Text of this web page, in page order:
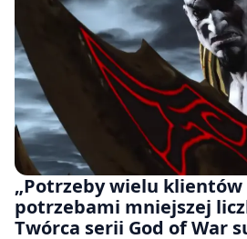
„Potrzeby wielu klientów
potrzebami mniejszej
Twórca serii God of War